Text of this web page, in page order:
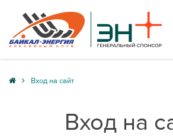
Клуб Вход на сайт
Вход на